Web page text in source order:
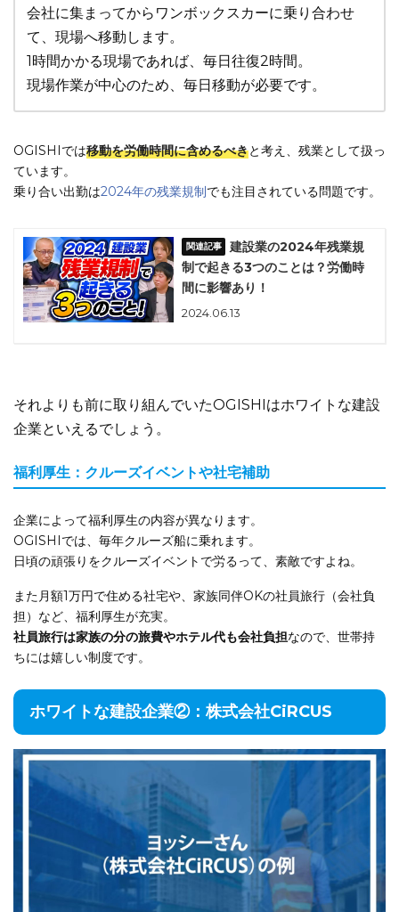
会社に集まってからワンボックスカーに乗り合わせ
て、現場へ移動します。
1時間かかる現場であれば、毎日往復2時間。
現場作業が中心のため、毎日移動が必要です。
OGISHIでは移動を労働時間に含めるべきと考え、残業として扱っ
ています。
乗り合い出勤は2024年の残業規制でも注目されている問題です。
建設業の2024年残業規
制で起きる3つのことは？労働時
間に影響あり！
2024.06.13
それよりも前に取り組んでいたOGISHIはホワイトな建設
企業といえるでしょう。
福利厚生：クルーズイベントや社宅補助
企業によって福利厚生の内容が異なります。
OGISHIでは、毎年クルーズ船に乗れます。
日頃の頑張りをクルーズイベントで労るって、素敵ですよね。
また月額1万円で住める社宅や、家族同伴OKの社員旅行（会社負
担）など、福利厚生が充実。
社員旅行は家族の分の旅費やホテル代も会社負担なので、世帯持
ちには嬉しい制度です。
ホワイトな建設企業②：株式会社CiRCUS